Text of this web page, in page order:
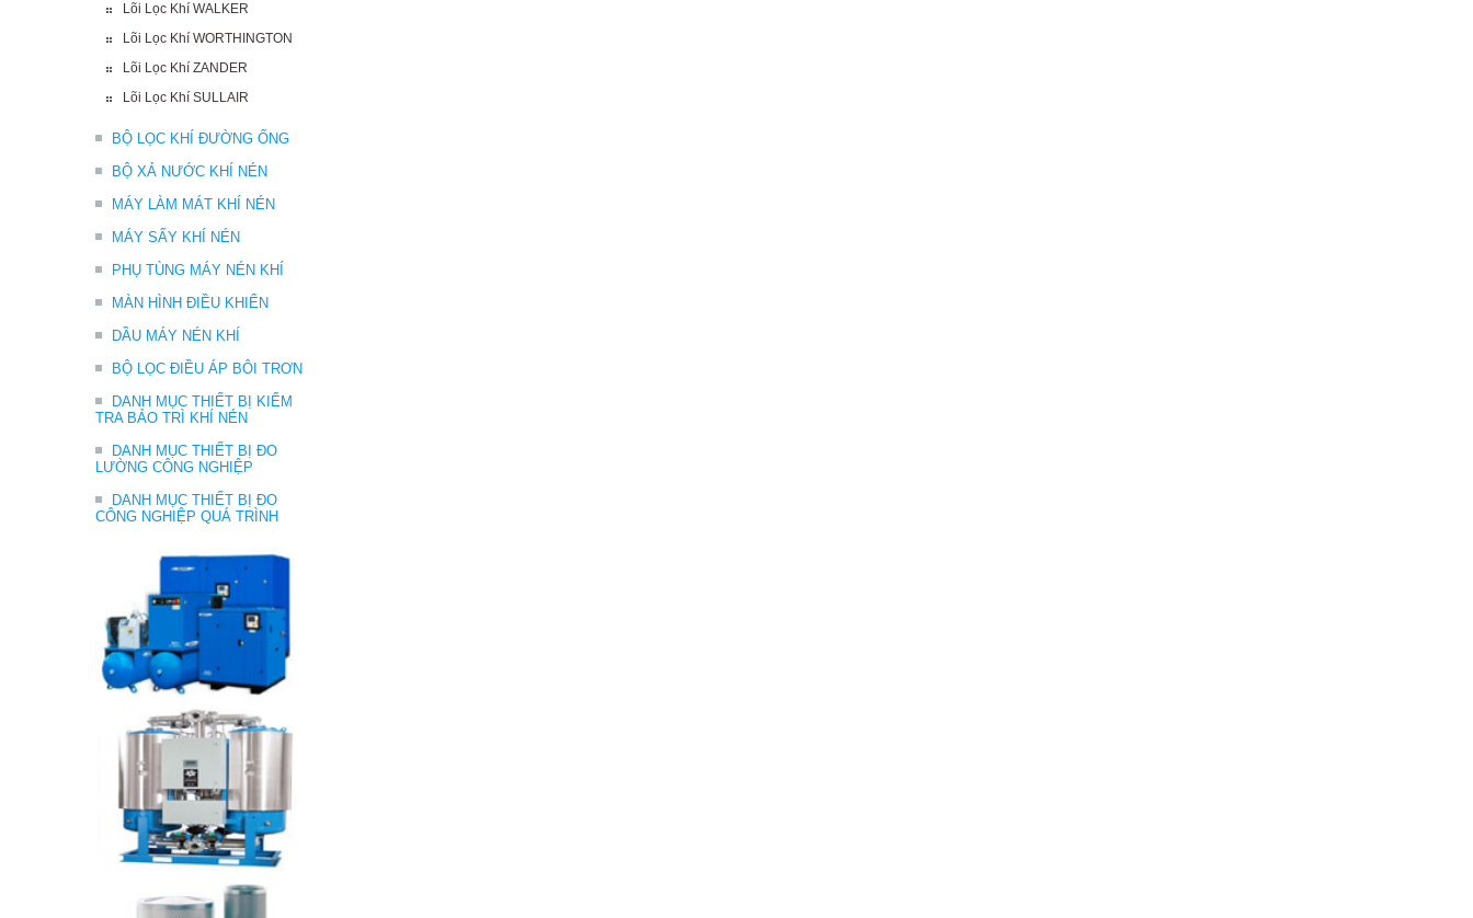
Lõi Lọc Khí WALKER
Lõi Lọc Khí WORTHINGTON
Lõi Lọc Khí ZANDER
Lõi Lọc Khí SULLAIR
BỘ LỌC KHÍ ĐƯỜNG ỐNG
BỘ XẢ NƯỚC KHÍ NÉN
MÁY LÀM MÁT KHÍ NÉN
MÁY SẤY KHÍ NÉN
PHỤ TÙNG MÁY NÉN KHÍ
MÀN HÌNH ĐIỀU KHIỂN
DẦU MÁY NÉN KHÍ
BỘ LỌC ĐIỀU ÁP BÔI TRƠN
DANH MỤC THIẾT BỊ KIỂM
TRA BẢO TRÌ KHÍ NÉN
DANH MỤC THIẾT BỊ ĐO
LƯỜNG CÔNG NGHIỆP
DANH MỤC THIẾT BỊ ĐO
CÔNG NGHIỆP QUÁ TRÌNH